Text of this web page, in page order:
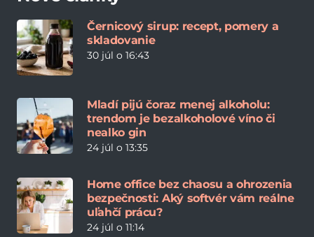
Černicový sirup: recept, pomery a
skladovanie
30 júl o 16:43
Mladí pijú čoraz menej alkoholu:
trendom je bezalkoholové víno či
nealko gin
24 júl o 13:35
Home office bez chaosu a ohrozenia
bezpečnosti: Aký softvér vám reálne
uľahčí prácu?
24 júl o 11:14